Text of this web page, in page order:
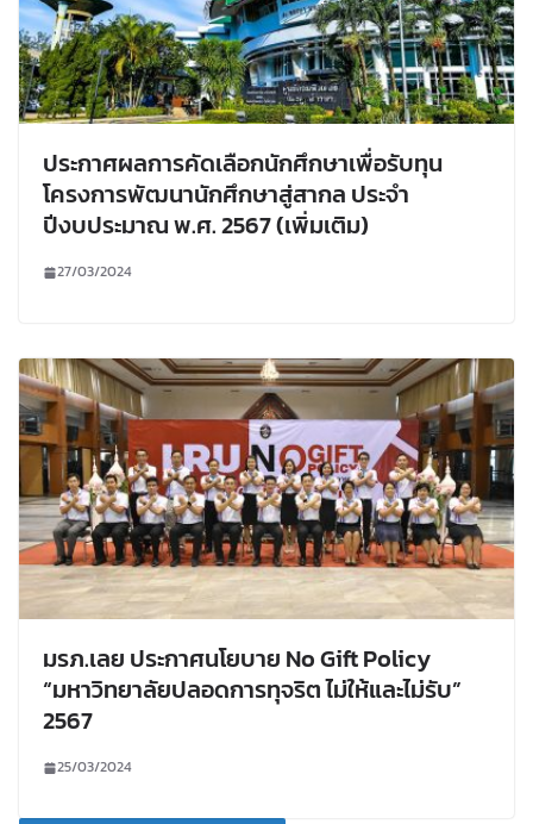
ประกาศผลการคัดเลือกนักศึกษาเพื่อรับทุน
โครงการพัฒนานักศึกษาสู่สากล ประจำ
ปีงบประมาณ พ.ศ. 2567 (เพิ่มเติม)
27/03/2024
มรภ.เลย ประกาศนโยบาย No Gift Policy
“มหาวิทยาลัยปลอดการทุจริต ไม่ให้และไม่รับ”
2567
25/03/2024